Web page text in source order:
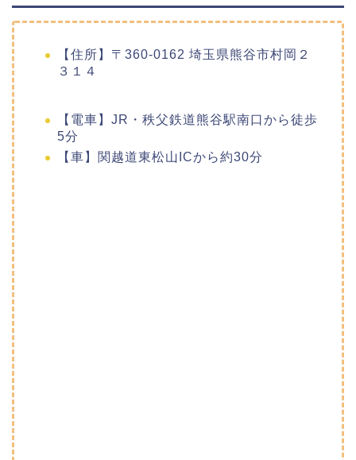
【住所】〒360-0162 埼玉県熊谷市村岡２
３１４
【電車】JR・秩父鉄道熊谷駅南口から徒歩
5分
【車】関越道東松山ICから約30分